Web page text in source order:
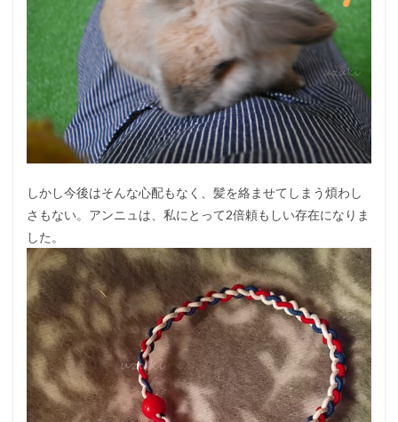
しかし今後はそんな心配もなく、髪を絡ませてしまう煩わし
さもない。アンニュは、私にとって2倍頼もしい存在になりま
した。